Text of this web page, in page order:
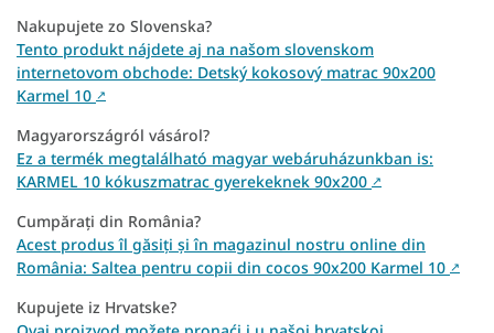
Nakupujete zo Slovenska?
Tento produkt nájdete aj na našom slovenskom
internetovom obchode: Detský kokosový matrac 90x200
Karmel 10 ↗
Magyarországról vásárol?
Ez a termék megtalálható magyar webáruházunkban is:
KARMEL 10 kókuszmatrac gyerekeknek 90x200 ↗
Cumpărați din România?
Acest produs îl găsiți și în magazinul nostru online din
România: Saltea pentru copii din cocos 90x200 Karmel 10 ↗
Kupujete iz Hrvatske?